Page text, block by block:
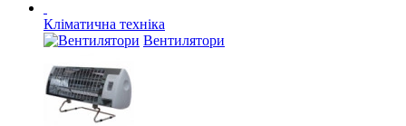
Кліматична техніка
Вентилятори